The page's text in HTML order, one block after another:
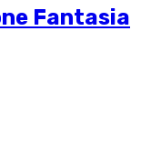
Fantasia